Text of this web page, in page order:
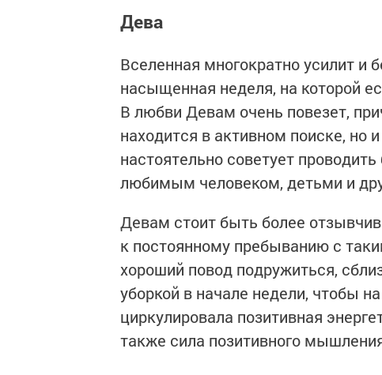
Дева
Вселенная многократно усилит и
насыщенная неделя, на которой
В любви Девам очень повезет,
находится в активном поиске, но
настоятельно советует
любимым человеком, детьми и
Девам стоит быть более
к постоянному пребыванию с
хороший повод подружиться,
уборкой в начале недели, чтобы
циркулировала позитивная
также сила позитивного